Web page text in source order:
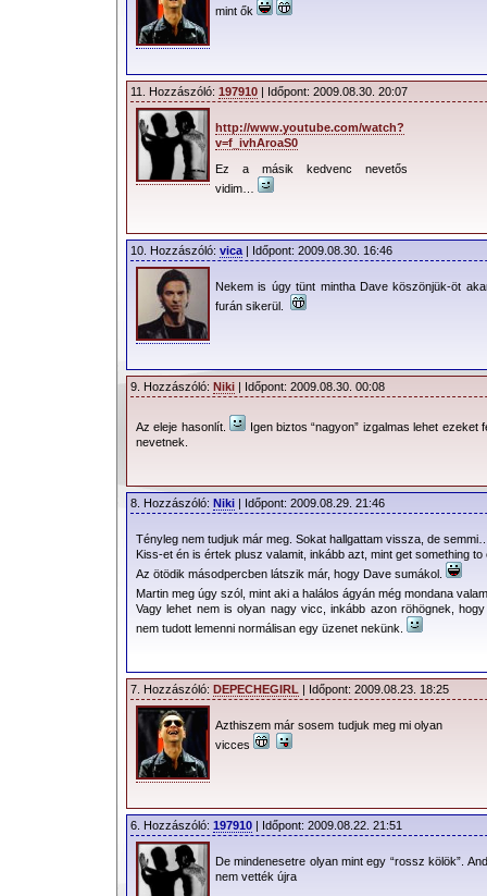
mint ők
11. Hozzászóló: 197910 | Időpont: 2009.08.30. 20:07
http://www.youtube.com/watch?
v=f_ivhAroaS0
Ez a másik kedvenc nevetős
vidim…
10. Hozzászóló: vica | Időpont: 2009.08.30. 16:46
Nekem is úgy tünt mintha Dave köszönjük-öt
furán sikerül.
9. Hozzászóló: Niki | Időpont: 2009.08.30. 00:08
Az eleje hasonlít.
Igen biztos “nagyon” izgalmas lehet
nevetnek.
8. Hozzászóló: Niki | Időpont: 2009.08.29. 21:46
Tényleg nem tudjuk már meg. Sokat hallgattam vissza, de
Kiss-et én is értek plusz valamit, inkább azt, mint get something to
Az ötödik másodpercben látszik már, hogy Dave sumákol.
Martin meg úgy szól, mint aki a halálos ágyán még mondana
Vagy lehet nem is olyan nagy vicc, inkább azon röhögnek,
nem tudott lemenni normálisan egy üzenet nekünk.
7. Hozzászóló: DEPECHEGIRL | Időpont: 2009.08.23. 18:25
Azthiszem már sosem tudjuk meg mi olyan
vicces
6. Hozzászóló: 197910 | Időpont: 2009.08.22. 21:51
De mindenesetre olyan mint egy “rossz kölök”.
nem vették újra